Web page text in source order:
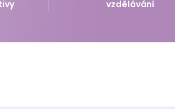
vzdělávání